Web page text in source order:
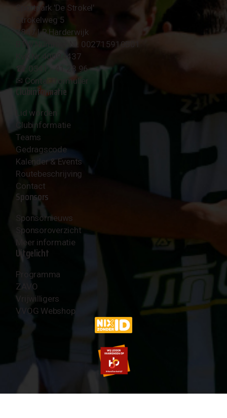
Sportpark 'De Strokel'
Strokelweg 5
3847 LR Harderwijk
BTW Nummer NL 002715910B01
KvK Nr 40094437
☎︎ 0341 - 41 28 96
✉︎ Contactformulier
Clubinformatie
Lid worden
Clubinformatie
Teams
Gedragscode
Kalender & Events
Routebeschrijving
Contact
Sponsors
Sponsornieuws
Sponsoroverzicht
Meer informatie
Uitgelicht
Programma
ZAVO
Vrijwilligers
VVOG Webshop